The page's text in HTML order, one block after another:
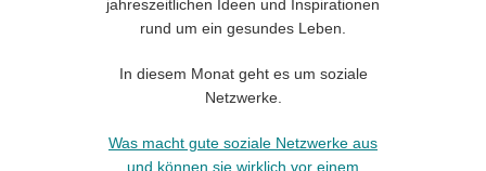
jahreszeitlichen Ideen und Inspirationen
rund um ein gesundes Leben.
In diesem Monat geht es um soziale
Netzwerke.
Was macht gute soziale Netzwerke aus
und können sie wirklich vor einem